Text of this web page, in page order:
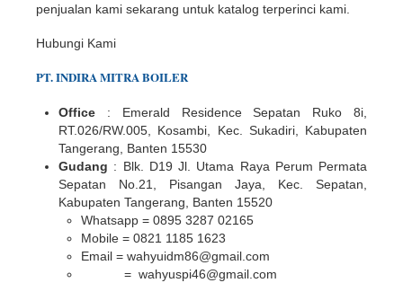
penjualan kami sekarang untuk katalog terperinci kami.
Hubungi Kami
PT.INDIRAMITRA BOILER
Office : Emerald Residence Sepatan Ruko 8i,
RT.026/RW.005, Kosambi, Kec. Sukadiri, Kabupaten
Tangerang, Banten 15530
Gudang : Blk. D19 Jl. Utama Raya Perum Permata
Sepatan No.21, Pisangan Jaya, Kec. Sepatan,
Kabupaten Tangerang, Banten 15520
Whatsapp = 0895 3287 02165
Mobile = 0821 1185 1623
Email = wahyuidm86@gmail.com
= wahyuspi46@gmail.com